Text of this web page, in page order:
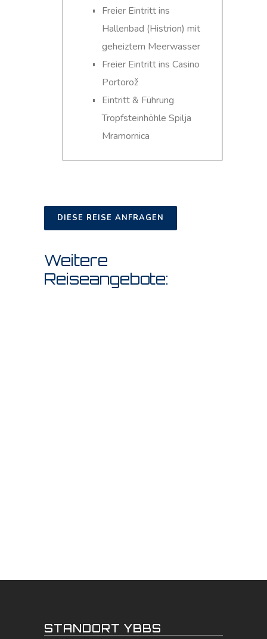
Freier Eintritt ins
Hallenbad (Histrion) mit
geheiztem Meerwasser
Freier Eintritt ins Casino
Portorož
Eintritt & Führung
Tropfsteinhöhle Spilja
Mramornica
DIESE REISE ANFRAGEN
Weitere
Reiseangebote:
STANDORT YBBS